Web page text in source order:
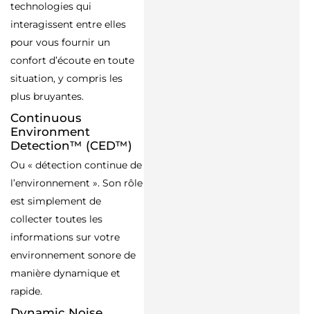
technologies qui
interagissent entre elles
pour vous fournir un
confort d’écoute en toute
situation, y compris les
plus bruyantes.
Continuous
Environment
Detection™ (CED™)
Ou « détection continue de
l’environnement ». Son rôle
est simplement de
collecter toutes les
informations sur votre
environnement sonore de
manière dynamique et
rapide.